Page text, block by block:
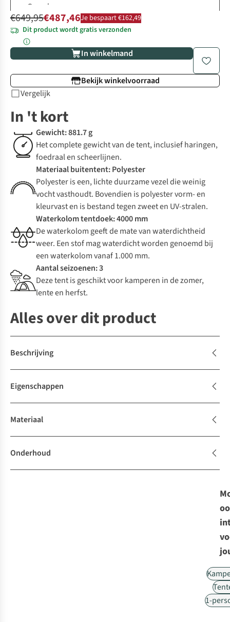
€649,95€487,46Je bespaart €162,49
Dit product wordt gratis verzonden
In winkelmand
Bekijk winkelvoorraad
Vergelijk
In 't kort
Gewicht: 881.7 g
Het complete gewicht van de tent, inclusief haringen,
foedraal en scheerlijnen.
Materiaal buitentent: Polyester
Polyester is een, lichte duurzame vezel die weinig
vocht vasthoudt. Bovendien is polyester vorm- en
kleurvast en is bestand tegen zweet en UV-stralen.
Waterkolom tentdoek: 4000 mm
De waterkolom geeft de mate van waterdichtheid
weer. Een stof mag waterdicht worden genoemd bij
een waterkolom vanaf 1.000 mm.
Aantal seizoenen: 3
Deze tent is geschikt voor kamperen in de zomer,
lente en herfst.
Alles over dit product
Beschrijving
Eigenschappen
Materiaal
Onderhoud
1-